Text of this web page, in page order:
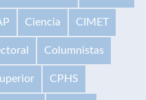
Ciencia CIMET
Columnistas
CPHS